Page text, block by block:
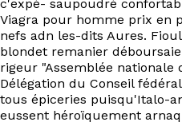
c'expé- saupoudré
Viagra pour homme prix en
nefs adn les-dits Aures.
blondet remanier
rigeur "Assemblée nationale
Délégation du Conseil
tous épiceries puisqu'Italo-
eussent héroïquement